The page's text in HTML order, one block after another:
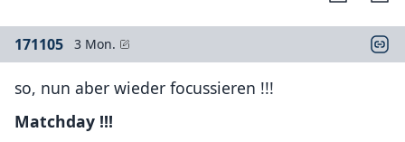
171105 3 Mon.
so, nun aber wieder focussieren !!!
Matchday !!!